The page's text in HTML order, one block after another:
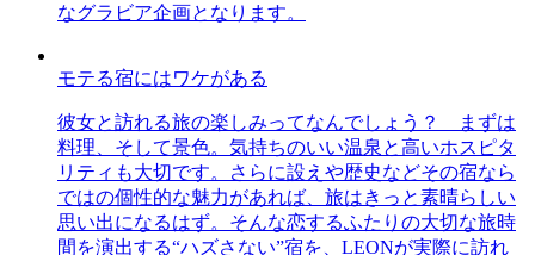
なグラビア企画となります。
モテる宿にはワケがある
彼女と訪れる旅の楽しみってなんでしょう？ まずは
料理、そして景色。気持ちのいい温泉と高いホスピタ
リティも大切です。さらに設えや歴史などその宿なら
ではの個性的な魅力があれば、旅はきっと素晴らしい
思い出になるはず。そんな恋するふたりの大切な旅時
間を演出する“ハズさない”宿を、LEONが実際に訪れ